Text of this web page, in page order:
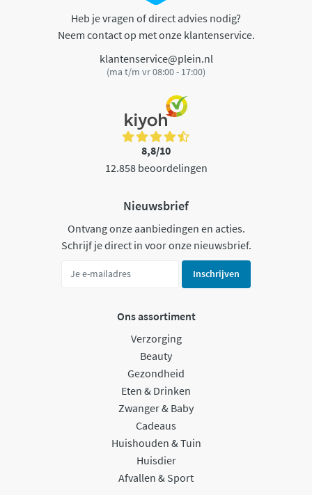
Heb je vragen of direct advies nodig?
Neem contact op met onze klantenservice.
klantenservice@plein.nl
(ma t/m vr 08:00 - 17:00)
8,8/10
12.858 beoordelingen
Nieuwsbrief
Ontvang onze aanbiedingen en acties.
Schrijf je direct in voor onze nieuwsbrief.
Inschrijven
Ons assortiment
Verzorging
Beauty
Gezondheid
Eten & Drinken
Zwanger & Baby
Cadeaus
Huishouden & Tuin
Huisdier
Afvallen & Sport